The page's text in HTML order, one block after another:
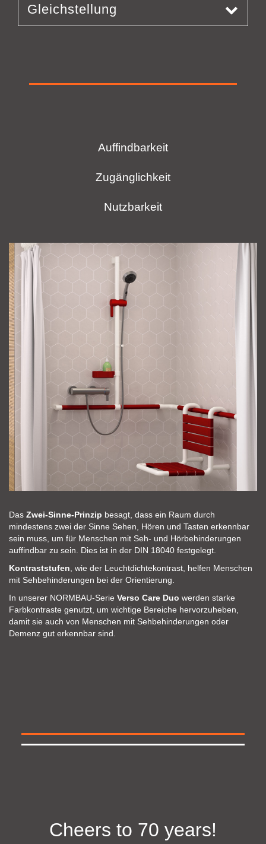
Gleichstellung
Auffindbarkeit
Zugänglichkeit
Nutzbarkeit
Das Zwei-Sinne-Prinzip besagt, dass ein Raum durch
mindestens zwei der Sinne Sehen, Hören und Tasten erkennbar
sein muss, um für Menschen mit Seh- und Hörbehinderungen
auffindbar zu sein. Dies ist in der DIN 18040 festgelegt.
Kontraststufen , wie der Leuchtdichtekontrast, helfen Menschen
mit Sehbehinderungen bei der Orientierung.
In unserer NORMBAU-Serie Verso Care Duo werden starke
Farbkontraste genutzt, um wichtige Bereiche hervorzuheben,
damit sie auch von Menschen mit Sehbehinderungen oder
Demenz gut erkennbar sind.
Cheers to 70 years!